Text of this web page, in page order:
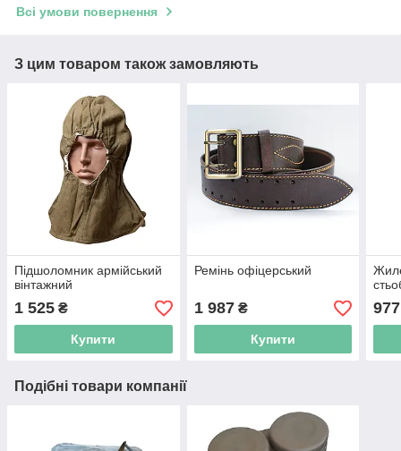
Всі умови повернення
З цим товаром також замовляють
Підшоломник армійський
вінтажний
1 525 ₴
Купити
Ремінь офіцерський
1 987₴
Купити
977
Подібні товари компанії